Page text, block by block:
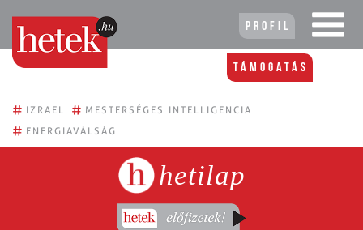
Profil
Támogatás
# IZRAEL # MESTERSÉGES INTELLIGENCIA
# ENERGIAVÁLSÁG
hetilap